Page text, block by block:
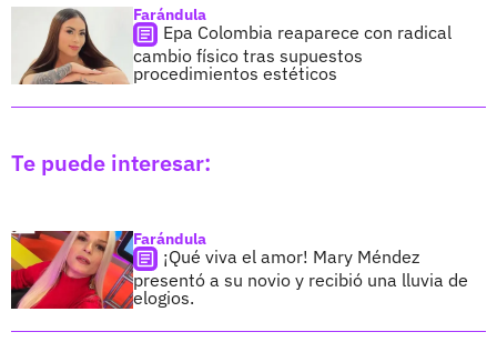
Farándula
Epa Colombia reaparece con radical
cambio físico tras supuestos
procedimientos estéticos
Te puede interesar:
Farándula
¡Qué viva el amor! Mary Méndez
presentó a su novio y recibió una lluvia de
elogios.